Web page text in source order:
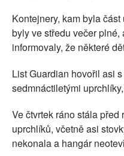
Kontejnery, kam byla
byly ve středu večer
informovaly, že některé
List Guardian hovořil asi
sedmnáctiletými
Ve čtvrtek ráno stála
uprchlíků, včetně asi
nekonala a hangár